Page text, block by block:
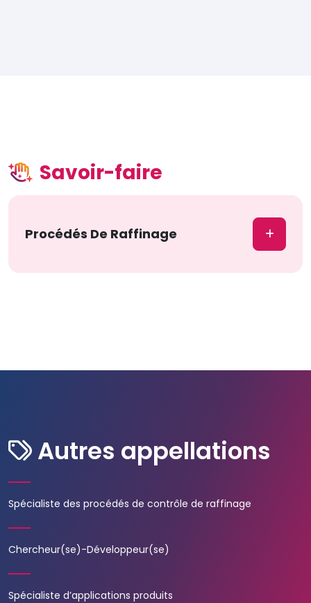
Savoir-faire
Procédés De Raffinage
Autres appellations
Spécialiste des procédés de contrôle de raffinage
Chercheur(se)-Développeur(se)
Spécialiste d’applications produits